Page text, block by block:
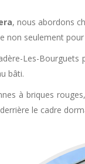
, nous abordons
non seulement
Les-
bâti.
à briques
le cadre